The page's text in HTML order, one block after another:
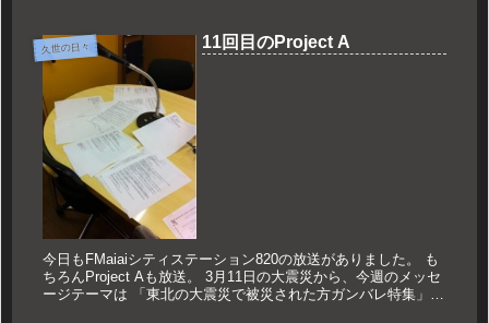
久世の日々 11回目のProject A
今日もFMaiaiシティステーション820の放送がありました。 も
ちろんProject Aも放送。 3月11日の大震災から、今週のメッセ
ージテーマは 「東北の大震災で被災された方ガンバレ特集」で